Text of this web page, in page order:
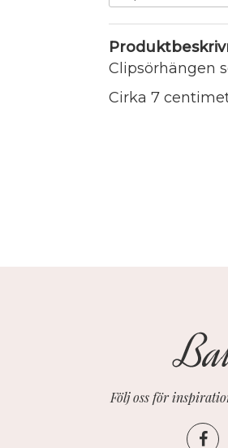
Clipsörhängen
Cirka 7
Följ oss för